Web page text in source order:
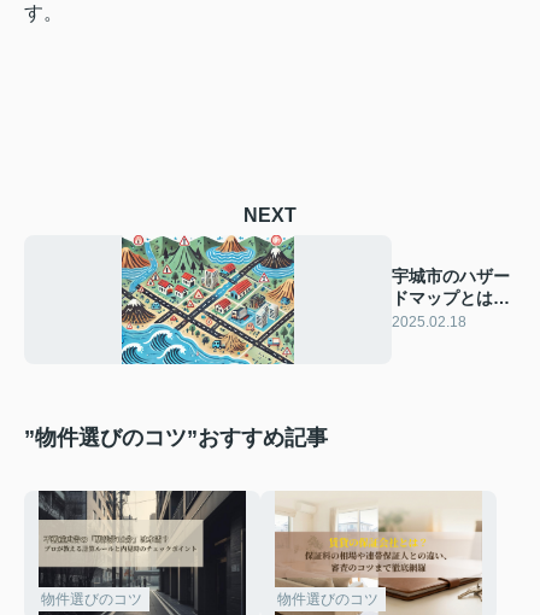
す。
NEXT
宇城市のハザー
ドマップとは？
安全なエリアの
2025.02.18
”物件選びのコツ”おすすめ記事
物件選びのコツ 物件選びのコツ